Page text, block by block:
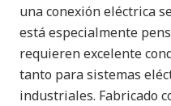
una conexión eléctrica
está especialmente
requieren excelente
tanto para sistemas
industriales. Fabricado